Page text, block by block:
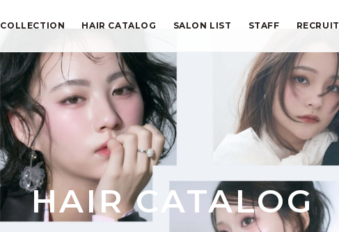
COLLECTION HAIR CATALOG SALON LIST STAFF RECRUIT
HAIR CATALOG